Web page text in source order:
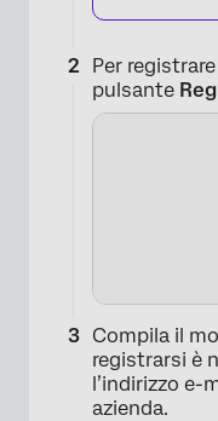
Per
pulsante
Compila il
registrarsi è
l’indirizzo e-
azienda.